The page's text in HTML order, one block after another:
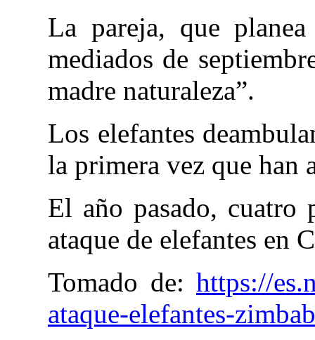
La pareja, que
mediados de
madre naturaleza”.
Los elefantes
la primera vez que han
El año pasado, cuatro
ataque de elefantes en
Tomado de: https://
ataque-elefantes-